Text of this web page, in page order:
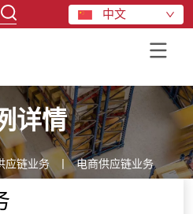
中文
详情
应链业务 电商供应链业务